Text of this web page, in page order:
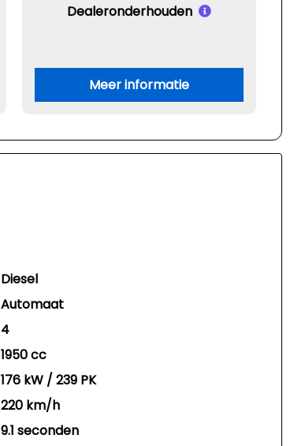
Dealeronderhouden
Meer informatie
Diesel
Automaat
4
1950 cc
176 kW / 239 PK
220 km/h
9.1 seconden